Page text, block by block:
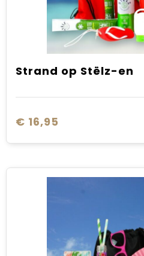
Strand op Stëlz-en
€ 16,95